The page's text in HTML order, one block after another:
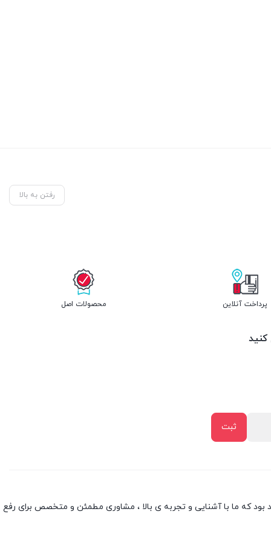
رفتن به بالا
پرداخت آنلاین محصولات اصل
کنید
که ما با آشنایی و تجربه ی بالا ، مشاوری مطمئن و متخصص برای رفع